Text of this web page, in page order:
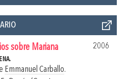
sobre Mariana
2006
Emmanuel Carballo.